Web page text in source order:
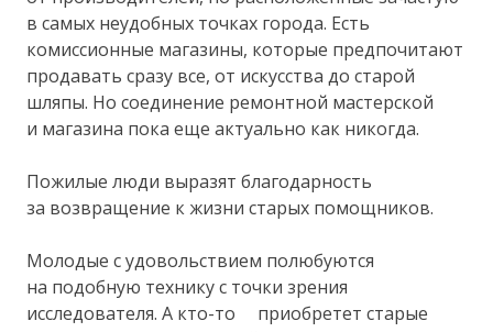
в самых неудобных точках города. Есть
комиссионные магазины, которые предпочитают
продавать сразу все, от искусства до старой
шляпы. Но соединение ремонтной мастерской
и магазина пока еще актуально как никогда.
Пожилые люди выразят благодарность
за возвращение к жизни старых помощников.
Молодые с удовольствием полюбуются
на подобную технику с точки зрения
исследователя. А кто-то приобретет старые